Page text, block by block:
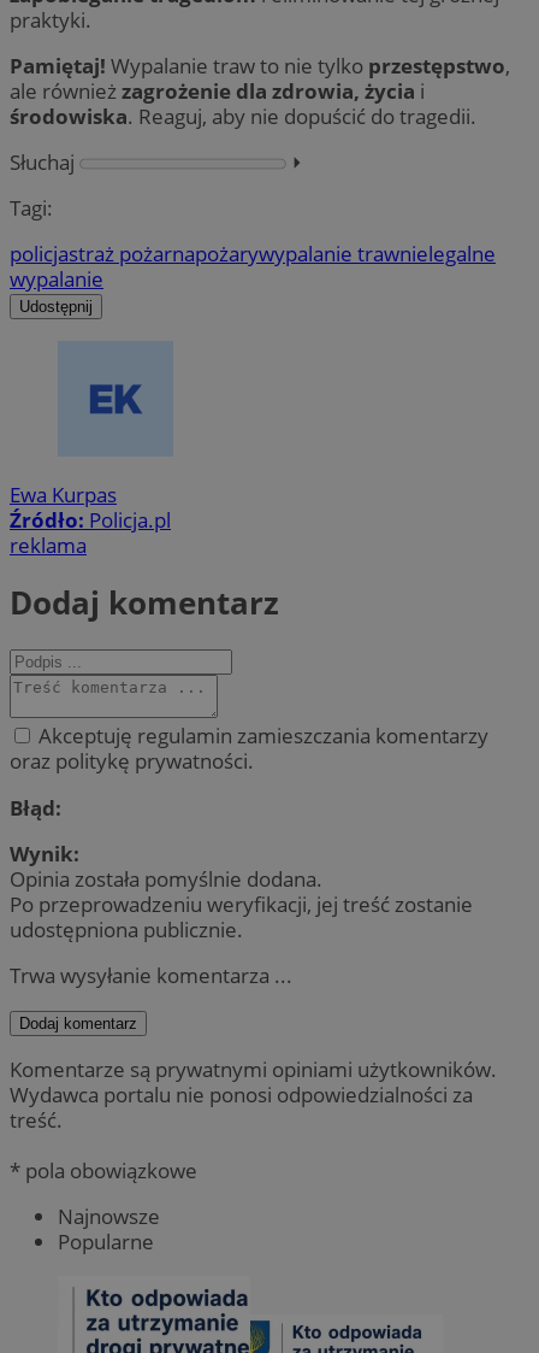
praktyki.
Pamiętaj! Wypalanie traw to nie tylko przestępstwo,
ale równieżzagrożenie dla zdrowia, życia i
środowiska. Reaguj, aby nie dopuścić do tragedii.
Słuchaj
⏵︎
Tagi:
policjastraż pożarnapożarywypalanie trawnielegalne
wypalanie
Udostępnij
Ewa Kurpas
Źródło: Policja.pl
reklama
Dodaj komentarz
Akceptuję regulamin zamieszczania komentarzy
oraz politykę prywatności.
Błąd:
Wynik:
Opinia została pomyślnie dodana.
Po przeprowadzeniu weryfikacji, jej treść zostanie
udostępniona publicznie.
Trwa wysyłanie komentarza ...
Dodaj komentarz
Komentarze są prywatnymi opiniami użytkowników.
Wydawca portalu nie ponosi odpowiedzialności za
treść.
* pola obowiązkowe
Najnowsze
Popularne